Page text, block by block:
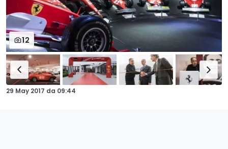
12
29 May 2017 da 09:44